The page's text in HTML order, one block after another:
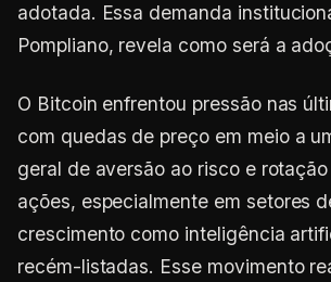
adotada. Essa demanda
Pompliano, revela como será a
O Bitcoin enfrentou pressão nas
com quedas de preço em meio a
geral de aversão ao risco e
ações, especialmente em setores
crescimento como inteligência
recém-listadas. Esse movimento